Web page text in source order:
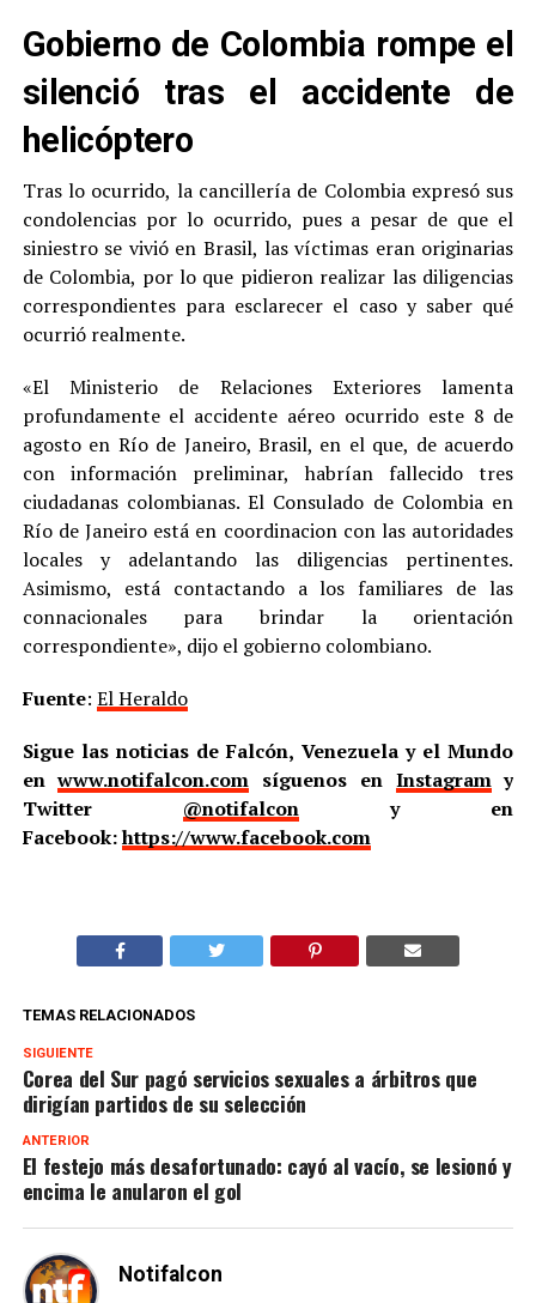
Gobierno de Colombia rompe el
silenció tras el accidente de
helicóptero
Tras lo ocurrido, la cancillería de Colombia expresó sus
condolencias por lo ocurrido, pues a pesar de que el
siniestro se vivió en Brasil, las víctimas eran originarias
de Colombia, por lo que pidieron realizar las diligencias
correspondientes para esclarecer el caso y saber qué
ocurrió realmente.
«El Ministerio de Relaciones Exteriores lamenta
profundamente el accidente aéreo ocurrido este 8 de
agosto en Río de Janeiro, Brasil, en el que, de acuerdo
con información preliminar, habrían fallecido tres
ciudadanas colombianas. El Consulado de Colombia en
Río de Janeiro está en coordinacion con las autoridades
locales y adelantando las diligencias pertinentes.
Asimismo, está contactando a los familiares de las
connacionales para brindar la orientación
correspondiente», dijo el gobierno colombiano.
Fuente: El Heraldo
Sigue las noticias de Falcón, Venezuela y el Mundo
enwww.notifalcon.com síguenos en Instagramy
Twitter @notifalcony en
Facebook:https://www.facebook.com
TEMAS RELACIONADOS
SIGUIENTE
Corea del Sur pagó servicios sexuales a árbitros que
dirigían partidos de su selección
ANTERIOR
El festejo más desafortunado: cayó al vacío, se lesionó y
encima le anularon el gol
Notifalcon